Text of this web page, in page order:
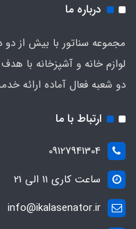
درباره ما
مجموعه سناتور با بیش از دو
لوازم خانه و آشپزخانه با
دو شعبه فعال آماده ارائه
ارتباط با ما
09127941304
ساعت کاری 11 الی 21
info@ikalasenator.ir